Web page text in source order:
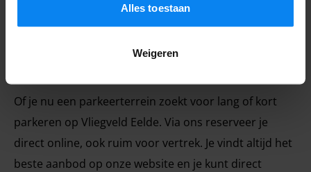
Privacybeleid.
Alles toestaan
Weigeren
Of je nu een parkeerterrein zoekt voor lang of kort
parkeren op Vliegveld Eelde. Via ons reserveer je
direct online, ook ruim voor vertrek. Je vindt altijd het
beste aanbod op onze website en je kunt direct